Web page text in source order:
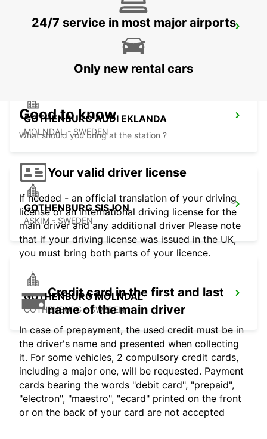
GOTHENBURG LANDVETTER AIRPORT
GOTHENBURG - SWEDEN
GOTHENBURG AUDI EKLANDA
MOLNDAL - SWEDEN
GOTHENBURG SISJON
ASKIM - SWEDEN
GOTHENBURG MOLNDAL
GOTHENBURG - SWEDEN
24/7 service in most major airports
Only new rental cars
Good to know
What should you bring at the station ?
Your valid driver license
If needed - an official translation of your driving
license or an international driving license for the
main driver and any additional driver Please note
that if your driving license was issued in the UK,
you must bring both parts of your licence.
Credit card in the first and last
name of the main driver
In case of prepayment, the used credit must be in
the driver's name and presented when collecting
it. For some vehicles, 2 compulsory credit cards,
including a major one, will be requested. Payment
cards bearing the words "debit card", "prepaid",
"electron", "maestro", "ecard" printed on the front
or on the back of your card are not accepted